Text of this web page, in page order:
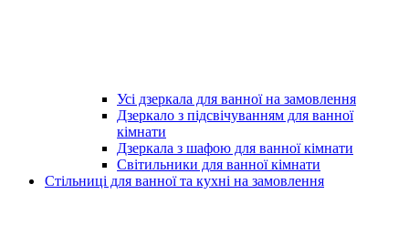
Усі дзеркала для ванної на замовлення
Дзеркало з підсвічуванням для ванної
кімнати
Дзеркала з шафою для ванної кімнати
Світильники для ванної кімнати
Стільниці для ванної та кухні на замовлення